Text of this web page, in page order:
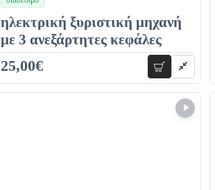
χρώματα
ηλεκτρική ξυριστική μηχανή
με 3 ανεξάρτητες κεφάλες
25,00€ προσθήκη